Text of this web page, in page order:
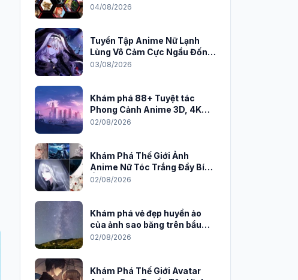
trên PC
04/08/2026
Tuyển Tập Anime Nữ Lạnh
Lùng Vô Cảm Cực Ngầu Đốn
Tim Fan
03/08/2026
Khám phá 88+ Tuyệt tác
Phong Cảnh Anime 3D, 4K
Sắc Nét
02/08/2026
Khám Phá Thế Giới Ảnh
Anime Nữ Tóc Trắng Đầy Bí
Ẩn và Quyến Rũ
02/08/2026
Khám phá vẻ đẹp huyền ảo
của ảnh sao băng trên bầu
trời đêm
02/08/2026
Khám Phá Thế Giới Avatar